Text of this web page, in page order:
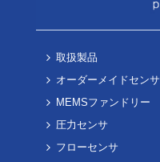
取扱製品
オーダーメイドセンサ
MEMSファンドリー
圧力センサ
フローセンサ